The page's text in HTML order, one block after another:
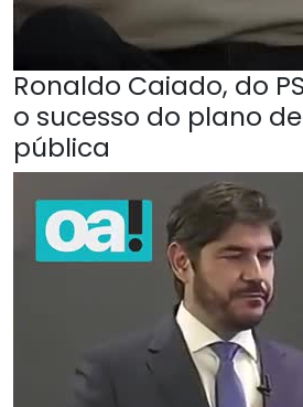
Ronaldo Caiado, do
o sucesso do plano
pública